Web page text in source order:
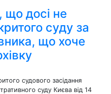
що досі не
суду за
що хоче
судового засідання
суду Києва від 14